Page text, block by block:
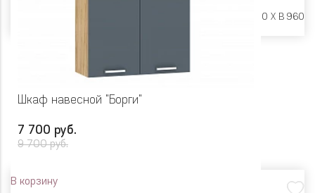
Ш 600 X Г 600 X В 960
Шкаф навесной "Борги"
7 700 руб.
9 700 руб.
В корзину